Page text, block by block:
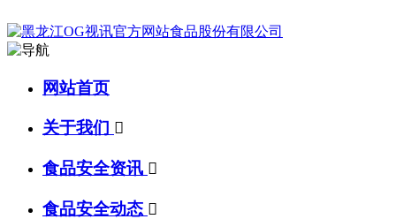
网站首页
关于我们 
食品安全资讯 
食品安全动态 